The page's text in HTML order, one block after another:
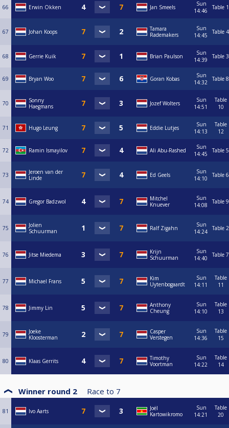
66 Erwin Okken Jan Smeels
Sun
14:46
Table 1
67 Johan Koops
Tamara
Rademakers
Sun
14:45
Table 4
68 Gerrie Kuik Brian Paulson
Sun
14:39
Table 3
69 Bryan Woo Goran Kobas
Sun
14:32
Table 8
70
Sonny
Haegmans
Jozef Wolters
Sun
14:51
Table
10
71 Hugo Leung Eddie Lutjes
Sun
14:13
Table
12
72 Ramin Ismayilov Ali Abu-Rashed
Sun
14:45
Table 5
73
Jeroen van der
Linde
Ed Geels
Sun
14:10
Table 6
74 Gregor Badzwol
Mitchel
Knuever
Sun
14:08
Table 9
75
Jolien
Schuurman
Ralf Zigahn
Sun
14:24
Table 2
76 Jitse Miedema
Krijn
Schuurman
Sun
14:40
Table 7
77 Michael Frans
Kim
Uytenbogaardt
Sun
14:11
Table
11
78 Jimmy Lin
Anthony
Cheung
Sun
14:10
Table
13
79
Joeke
Kloosterman
Casper
Verstegen
Sun
14:36
Table
15
80 Klaas Gerrits
Timothy
Voortman
Sun
14:22
Table
14
Winner round 2 Race to 7
81 Ivo Aarts
Joël
Kartowikromo
Sun
14:21
Table
20